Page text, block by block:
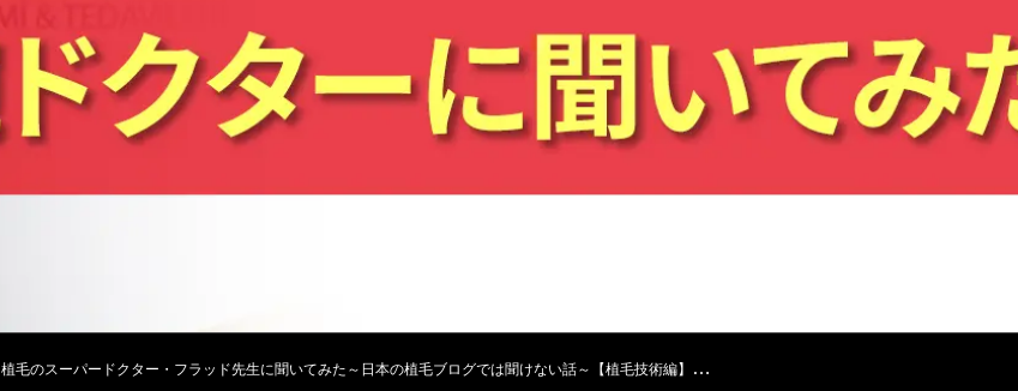
植毛のスーパードクター・フラッド先生に聞いてみた～日本の植毛ブログでは聞けない話～【植毛技術編】